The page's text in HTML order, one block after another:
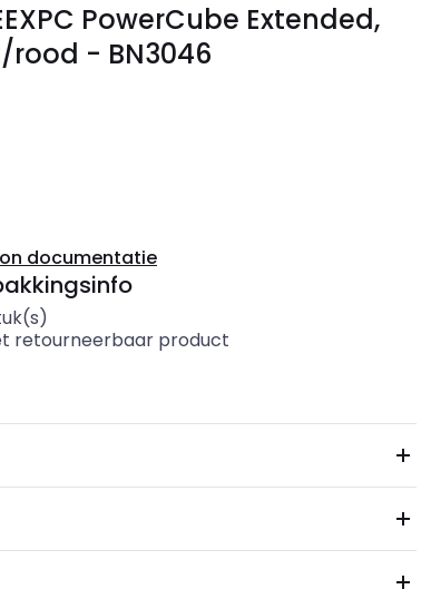
PowerCube Extended,
rood - BN3046
documentatie
retourneerbaar product